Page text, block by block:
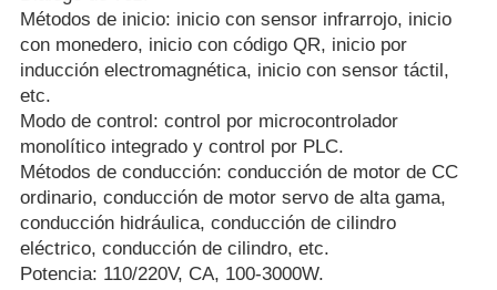
Métodos de inicio: inicio con sensor infrarrojo, inicio
con monedero, inicio con código QR, inicio por
inducción electromagnética, inicio con sensor táctil,
etc.
Modo de control: control por microcontrolador
monolítico integrado y control por PLC.
Métodos de conducción: conducción de motor de CC
ordinario, conducción de motor servo de alta gama,
conducción hidráulica, conducción de cilindro
eléctrico, conducción de cilindro, etc.
Potencia: 110/220V, CA, 100-3000W.